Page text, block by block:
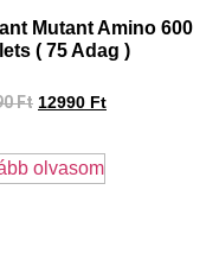
Mutant Amino 600
( 75 Adag )
Ft 12990 Ft
olvasom